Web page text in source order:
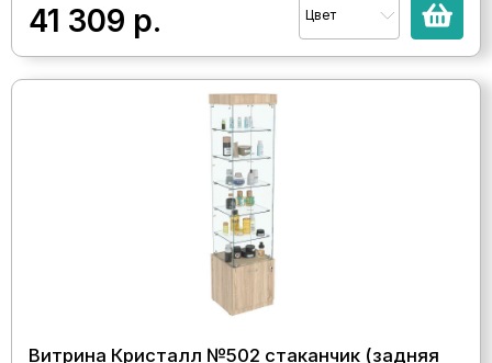
41 309 р. Цвет
Витрина Кристалл №502 стаканчик (задняя